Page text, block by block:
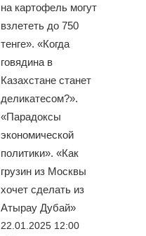
на картофель могут
взлететь до 750
тенге». «Когда
говядина в
Казахстане станет
деликатесом?».
«Парадоксы
экономической
политики». «Как
грузин из Москвы
хочет сделать из
Атырау Дубай»
22.01.2025 12:00